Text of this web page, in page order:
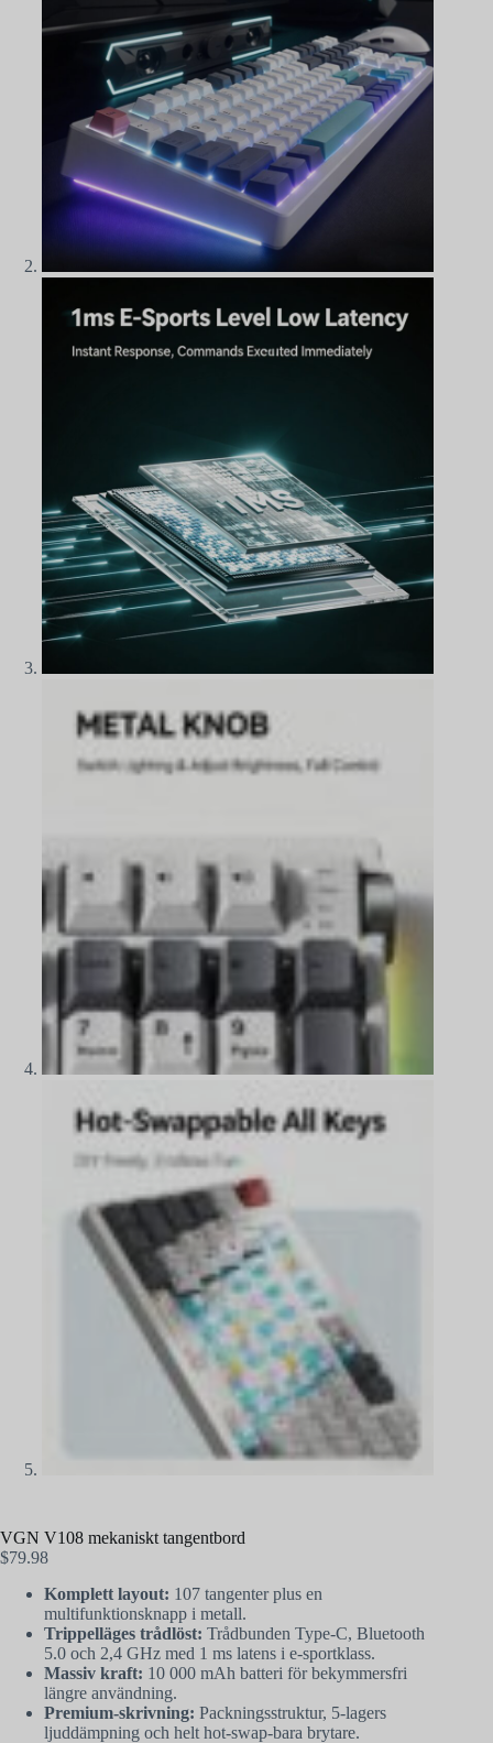
VGN V108 mekaniskt tangentbord
$79.98
Komplett layout: 107 tangenter plus en
multifunktionsknapp i metall.
Trippelläges trådlöst: Trådbunden Type-C, Bluetooth
5.0 och 2,4 GHz med 1 ms latens i e-sportklass.
Massiv kraft: 10 000 mAh batteri för bekymmersfri
längre användning.
Premium-skrivning: Packningsstruktur, 5-lagers
ljuddämpning och helt hot-swap-bara brytare.